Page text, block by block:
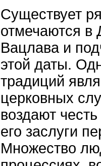
Существует
отмечаются в
Вацлава и
этой даты.
традиций
церковных
воздают
его заслуги
Множество